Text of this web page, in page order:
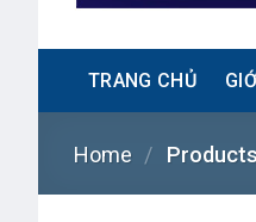
TRANG CHỦ
Home /